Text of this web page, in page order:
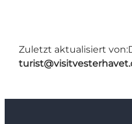
Zuletzt aktualisiert von: